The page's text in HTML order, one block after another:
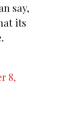
say,
its
8,